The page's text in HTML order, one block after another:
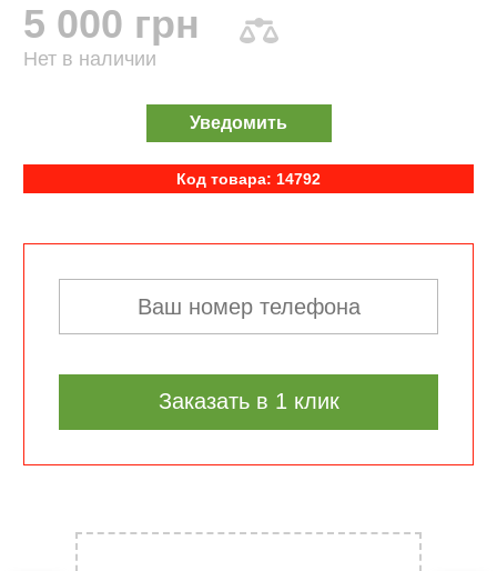
5 000 грн
Нет в наличии
Уведомить
Код товара: 14792
Заказать в 1 клик